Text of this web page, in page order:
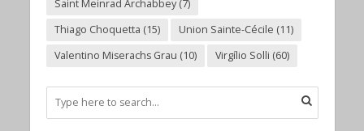
Saint Meinrad Archabbey(7)
Thiago Choquetta (15) Union Sainte-Cécile (11)
Valentino Miserachs Grau (10) Virgílio Solli (60)